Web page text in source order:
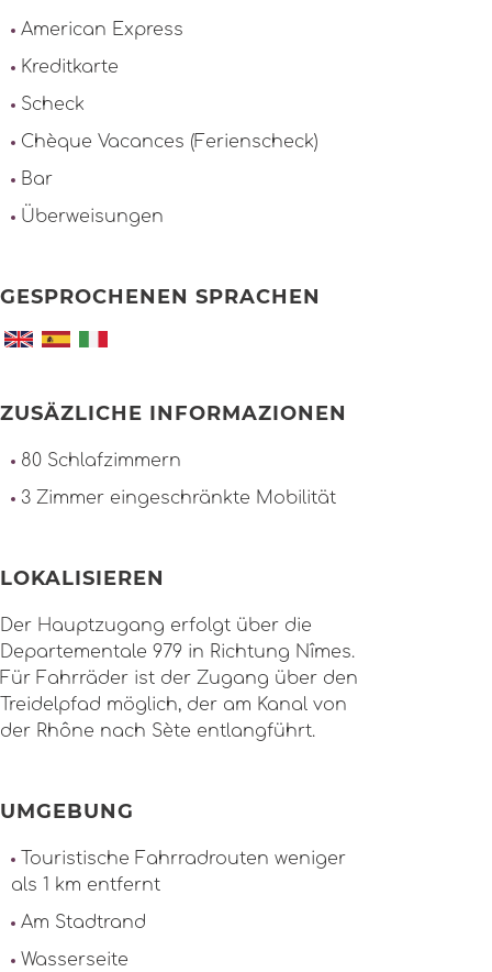
American Express
Kreditkarte
Scheck
Chèque Vacances (Ferienscheck)
Bar
Überweisungen
GESPROCHENEN SPRACHEN
ZUSÄZLICHE INFORMAZIONEN
80 Schlafzimmern
3 Zimmer eingeschränkte Mobilität
LOKALISIEREN
Der Hauptzugang erfolgt über die
Departementale 979 in Richtung Nîmes.
Für Fahrräder ist der Zugang über den
Treidelpfad möglich, der am Kanal von
der Rhône nach Sète entlangführt.
UMGEBUNG
Touristische Fahrradrouten weniger
als 1 km entfernt
Am Stadtrand
Wasserseite